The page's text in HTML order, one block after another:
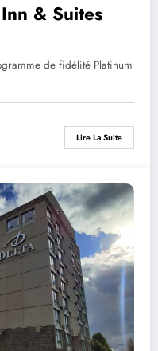
& Suites
de fidélité Platinum
Lire La Suite